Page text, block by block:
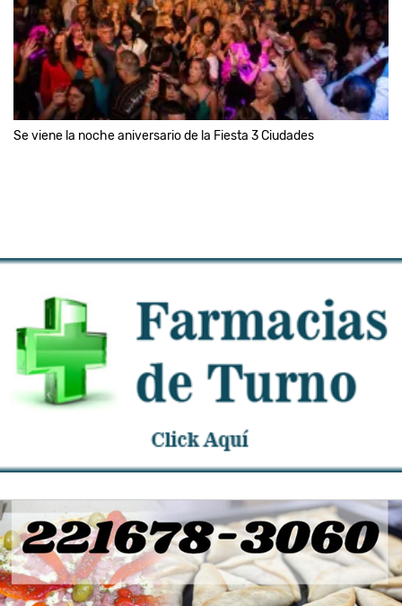
Se viene la noche aniversario de la Fiesta 3 Ciudades